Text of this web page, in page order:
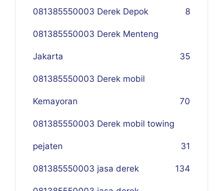
081385550003 Derek Depok 8
081385550003 Derek Menteng
Jakarta 35
081385550003 Derek mobil
Kemayoran 70
081385550003 Derek mobil towing
pejaten 31
081385550003 jasa derek 134